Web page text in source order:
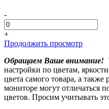
-
+
Продолжить просмотр
Обращаем Ваше внимание!
настройки по цветам,
цвета самого товара, а
мониторе могут отличаться
цветов. Просим учитывать